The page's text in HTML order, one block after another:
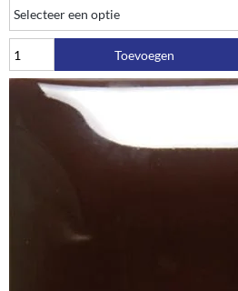
Toevoegen